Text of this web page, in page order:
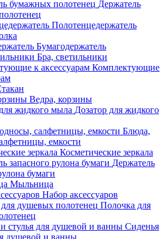
Держатель
Полотенцедержатель
Бумагодержатель
Бра, светильники
Комплектующие
Ведра, корзины
Дозатор для жидкого
Блюда,
емкости
Косметические зеркала
Держатель
бумаги
Мыльница
Набор аксессуаров
Полочка для
Сиденья
душевой и ванны